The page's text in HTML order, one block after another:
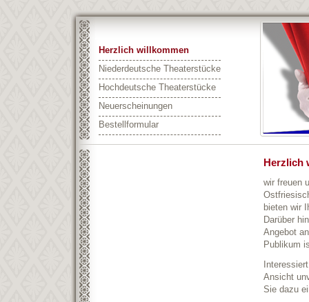
Herzlich willkommen
Niederdeutsche Theaterstücke
Hochdeutsche Theaterstücke
Neuerscheinungen
Bestellformular
Herzlich
wir freuen
bieten wir
Darüber
Angebot
Publikum
Ansicht
Sie dazu